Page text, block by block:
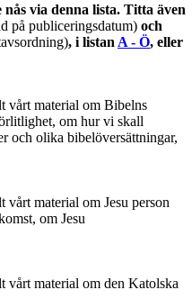
via denna lista. Titta även
på publiceringsdatum) och
, i listan A - Ö, eller
vårt material om Bibelns
om hur vi skall
och olika bibelöversättningar,
material om Jesu person
om Jesu
vårt material om den Katolska